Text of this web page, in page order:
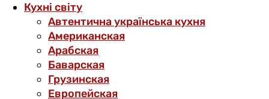
Кухні світу
Автентична українська кухня
Американская
Арабская
Баварская
Грузинская
Европейская